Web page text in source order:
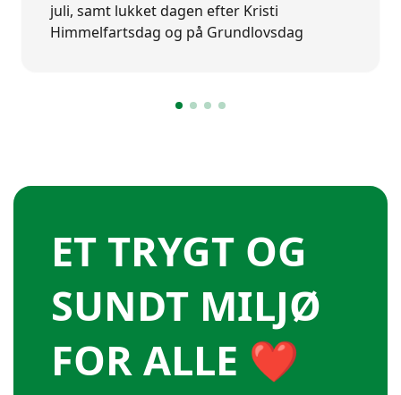
juli, samt lukket dagen efter Kristi
Himmelfartsdag og på Grundlovsdag
ET TRYGT OG
SUNDT MILJØ
FOR ALLE ❤️